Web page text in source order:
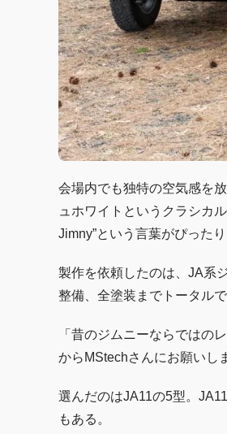
会場内でも独特の空気感を
ュホワイトというクラシカ
Jimny”という言葉がぴったり
製作を依頼したのは、JA系
整備、全塗装までトータル
「昔のジムニーならではの
からMStechさんにお願いし
選んだのはJA11の5型。
もある。